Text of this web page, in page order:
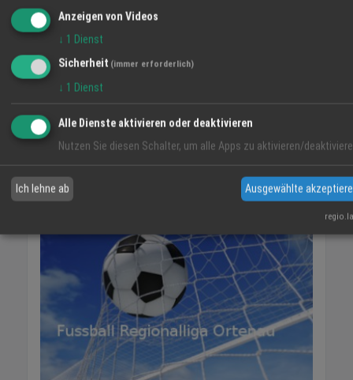
25 °C
Klarer Himmel
FR
31° / 20°
SA
35° / 18°
Anzeigen von Videos
↓ 1 Dienst
Sicherheit (immer erforderlich)
↓ 1 Dienst
Alle Dienste aktivieren oder deaktivieren
Nutzen Sie diesen Schalter, um alle Apps zu aktivieren/
Ich lehne ab Ausgewählte